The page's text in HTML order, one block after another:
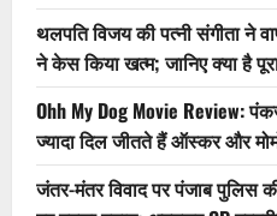
थलपति विजय की पत्नी संगीता ने
ने केस किया खत्म; जानिए क्या है
Ohh My Dog Movie Review:
ज्यादा दिल जीतते हैं ऑस्कर और
जंतर-मंतर विवाद पर पंजाब